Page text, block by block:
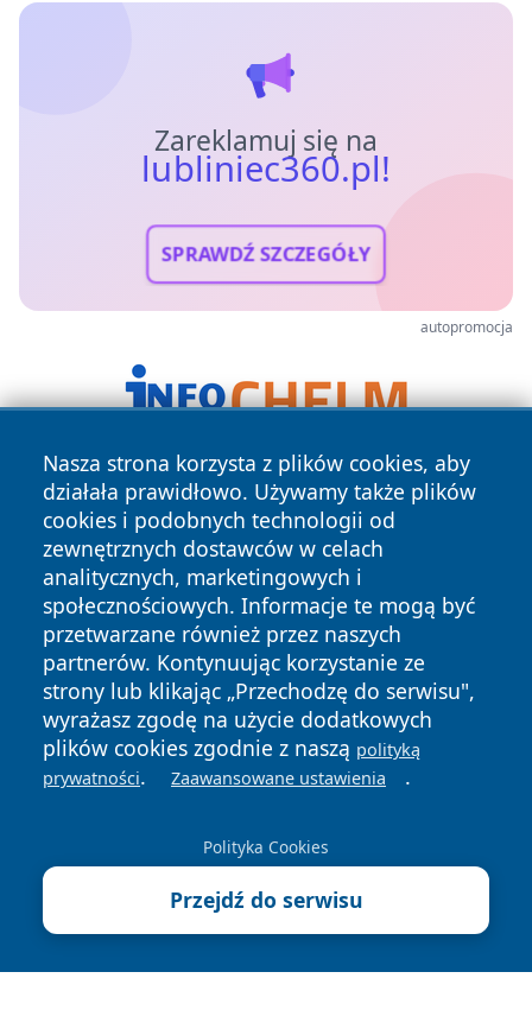
Zareklamuj się na
lubliniec360.pl!
SPRAWDŹ SZCZEGÓŁY
autopromocja
Nasza strona korzysta z plików cookies, aby
działała prawidłowo. Używamy także plików
cookies i podobnych technologii od
zewnętrznych dostawców w celach
analitycznych, marketingowych i
społecznościowych. Informacje te mogą być
przetwarzane również przez naszych
partnerów. Kontynuując korzystanie ze
strony lub klikając „Przechodzę do serwisu",
wyrażasz zgodę na użycie dodatkowych
plików cookies zgodnie z naszą polityką
prywatności. Zaawansowane ustawienia .
Polityka Cookies
Przejdź do serwisu
Copyright © 2026 lubliniec360.pl Wszystkie prawa
zastrzeżone.
News Autorzy
Polityka
Prywatności
Polityka
Cookies